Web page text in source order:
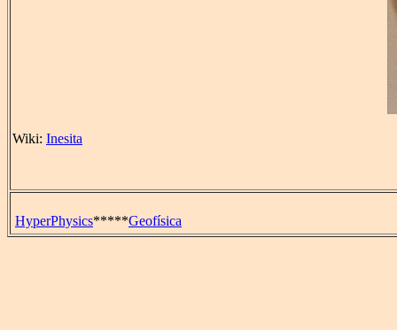
Wiki: Inesita
HyperPhysics*****Geofísica